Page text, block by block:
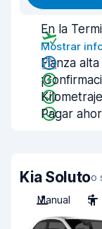
En la
Mostrar
Fianza alta
Pagar
Kia Solutoo
Manual
5